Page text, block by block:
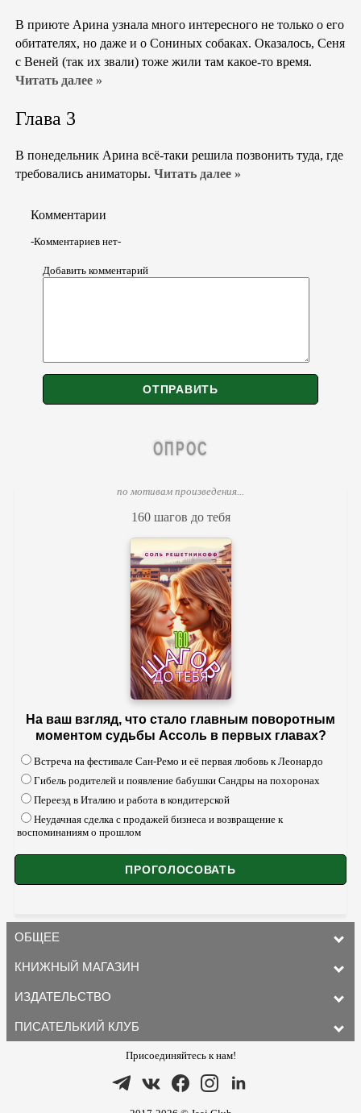
В приюте Арина узнала много интересного не только о его
обитателях, но даже и о Сониных собаках. Оказалось, Сеня
с Веней (так их звали) тоже жили там какое-то время.
Читать далее »
Глава 3
В понедельник Арина всё-таки решила позвонить туда, где
требовались аниматоры. Читать далее »
Комментарии
-Комментариев нет-
Добавить комментарий
ОПРОС
по мотивам произведения...
160 шагов до тебя
На ваш взгляд, что стало главным поворотным
моментом судьбы Ассоль в первых главах?
Встреча на фестивале Сан-Ремо и её первая любовь к Леонардо
Гибель родителей и появление бабушки Сандры на похоронах
Переезд в Италию и работа в кондитерской
Неудачная сделка с продажей бизнеса и возвращение к
воспоминаниям о прошлом
ОБЩЕЕ
КНИЖНЫЙ МАГАЗИН
ИЗДАТЕЛЬСТВО
ПИСАТЕЛЬКИЙ КЛУБ
Присоединяйтесь к нам!